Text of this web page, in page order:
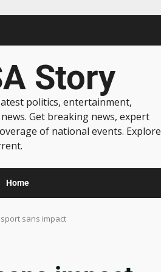
Story
politics, entertainment,
Get breaking news, expert
of national events. Explore
Home
sport sans impact